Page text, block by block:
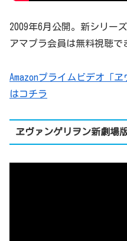
2009年6月公開。新シリー
アマプラ会員は無料視聴で
Amazonプライムビデオ「
はコチラ
ヱヴァンゲリヲン新劇場